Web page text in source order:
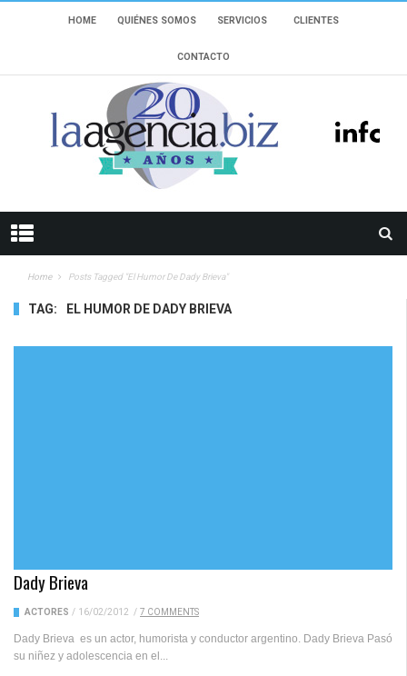
HOME QUIÉNES SOMOS SERVICIOS CLIENTES
CONTACTO
Home Posts Tagged "El Humor De Dady Brieva"
TAG: EL HUMOR DE DADY BRIEVA
Dady Brieva
ACTORES / 16/02/2012 / 7 COMMENTS
Dady Brieva es un actor, humorista y conductor argentino. Dady Brieva Pasó
su niñez y adolescencia en el...